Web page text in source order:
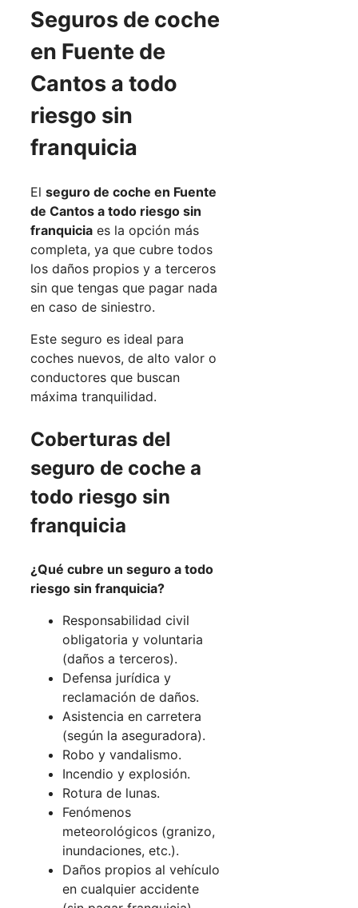
Seguros de coche
en Fuente de
Cantos a todo
riesgo sin
franquicia
El seguro de coche en Fuente
de Cantos a todo riesgo sin
franquicia es la opción más
completa, ya que cubre todos
los daños propios y a terceros
sin que tengas que pagar nada
en caso de siniestro.
Este seguro es ideal para
coches nuevos, de alto valor o
conductores que buscan
máxima tranquilidad.
Coberturas del
seguro de coche a
todo riesgo sin
franquicia
¿Qué cubre un seguro a todo
riesgo sin franquicia?
Responsabilidad civil
obligatoria y voluntaria
(daños a terceros).
Defensa jurídica y
reclamación de daños.
Asistencia en carretera
(según la aseguradora).
Robo y vandalismo.
Incendio y explosión.
Rotura de lunas.
Fenómenos
meteorológicos (granizo,
inundaciones, etc.).
Daños propios al vehículo
en cualquier accidente